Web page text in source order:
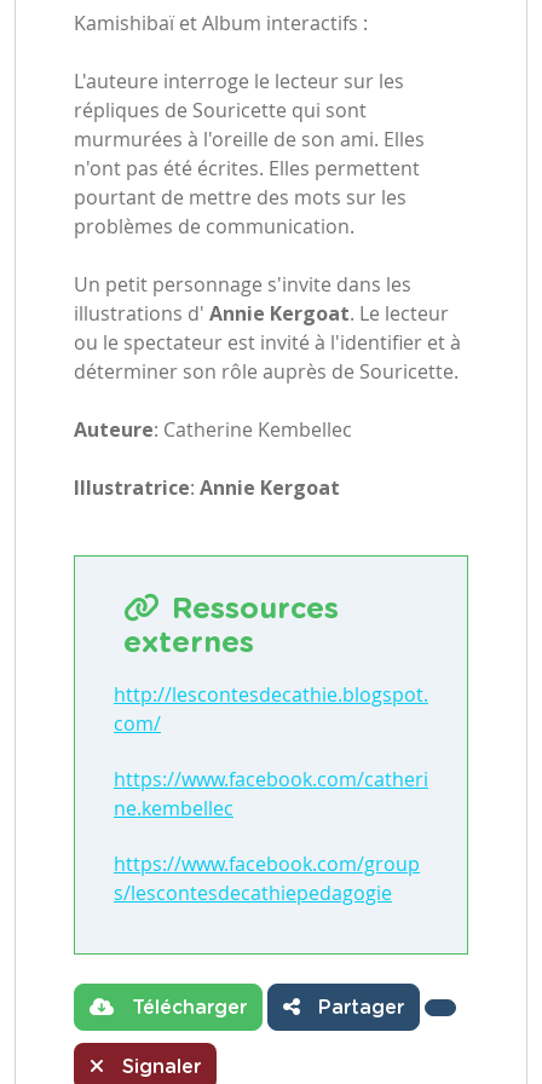
Kamishibaï et Album interactifs :
L'auteure interroge le lecteur sur les
répliques de Souricette qui sont
murmurées à l'oreille de son ami. Elles
n'ont pas été écrites. Elles permettent
pourtant de mettre des mots sur les
problèmes de communication.
Un petit personnage s'invite dans les
illustrations d' Annie Kergoat. Le lecteur
ou le spectateur est invité à l'identifier et à
déterminer son rôle auprès de Souricette.
Auteure: Catherine Kembellec
Illustratrice: Annie Kergoat
Ressources
externes
http://lescontesdecathie.blogspot.
com/
https://www.facebook.com/catheri
ne.kembellec
https://www.facebook.com/group
s/lescontesdecathiepedagogie
Télécharger Partager
Signaler